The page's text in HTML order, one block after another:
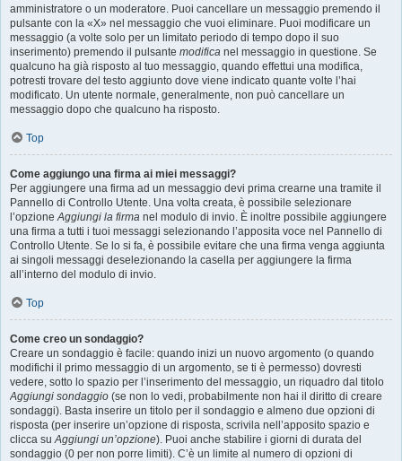
amministratore o un moderatore. Puoi cancellare un messaggio premendo il
pulsante con la «X» nel messaggio che vuoi eliminare. Puoi modificare un
messaggio (a volte solo per un limitato periodo di tempo dopo il suo
inserimento) premendo il pulsante modifica nel messaggio in questione. Se
qualcuno ha già risposto al tuo messaggio, quando effettui una modifica,
potresti trovare del testo aggiunto dove viene indicato quante volte l’hai
modificato. Un utente normale, generalmente, non può cancellare un
messaggio dopo che qualcuno ha risposto.
Top
Come aggiungo una firma ai miei messaggi?
Per aggiungere una firma ad un messaggio devi prima crearne una tramite il
Pannello di Controllo Utente. Una volta creata, è possibile selezionare
l’opzioneAggiungi la firma nel modulo di invio. È inoltre possibile aggiungere
una firma a tutti i tuoi messaggi selezionando l’apposita voce nel Pannello di
Controllo Utente. Se lo si fa, è possibile evitare che una firma venga aggiunta
ai singoli messaggi deselezionando la casella per aggiungere la firma
all’interno del modulo di invio.
Top
Come creo un sondaggio?
Creare un sondaggio è facile: quando inizi un nuovo argomento (o quando
modifichi il primo messaggio di un argomento, se ti è permesso) dovresti
vedere, sotto lo spazio per l’inserimento del messaggio, un riquadro dal titolo
Aggiungi sondaggio (se non lo vedi, probabilmente non hai il diritto di creare
sondaggi). Basta inserire un titolo per il sondaggio e almeno due opzioni di
risposta (per inserire un’opzione di risposta, scrivila nell’apposito spazio e
clicca suAggiungi un’opzione). Puoi anche stabilire i giorni di durata del
sondaggio (0 per non porre limiti). C’è un limite al numero di opzioni di